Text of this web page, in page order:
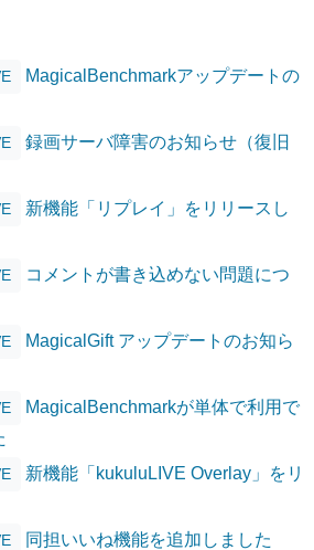
MagicalBenchmarkアップデートの
録画サーバ障害のお知らせ（復旧
新機能「リプレイ」をリリースし
コメントが書き込めない問題につ
MagicalGift アップデートのお知ら
MagicalBenchmarkが単体で利用で
新機能「kukuluLIVE Overlay」をリ
同担いいね機能を追加しました